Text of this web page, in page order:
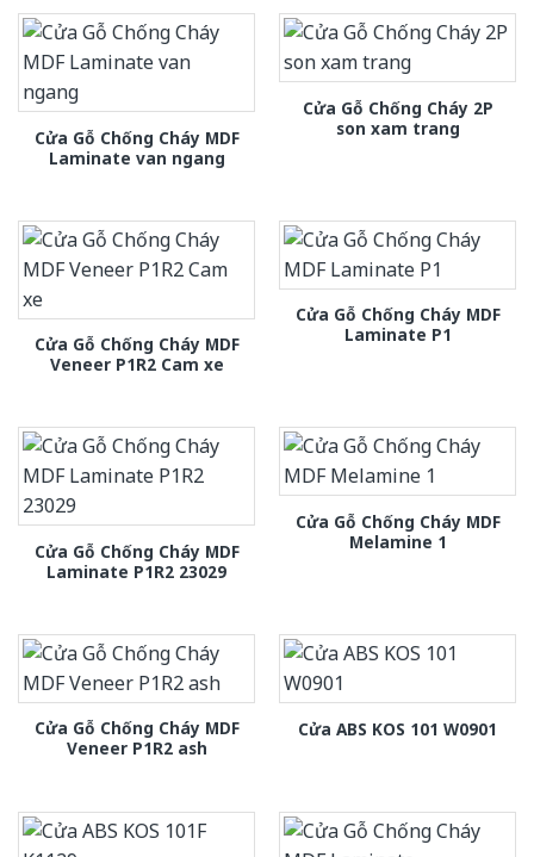
Cửa Gỗ Chống Cháy MDF
Laminate van ngang
Cửa Gỗ Chống Cháy 2P
son xam trang
Cửa Gỗ Chống Cháy MDF
Veneer P1R2 Cam xe
Cửa Gỗ Chống Cháy MDF
Laminate P1
Cửa Gỗ Chống Cháy MDF
Laminate P1R2 23029
Cửa Gỗ Chống Cháy MDF
Melamine 1
Cửa Gỗ Chống Cháy MDF
Veneer P1R2 ash
Cửa ABS KOS 101 W0901